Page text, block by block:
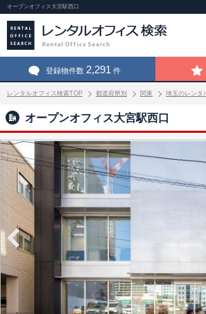
オープンオフィス大宮駅西口
登録物件数 2,291 件
レンタルオフィス検索TOP 都道府県別 関東 埼玉のレンタ
オープンオフィス大宮駅西口